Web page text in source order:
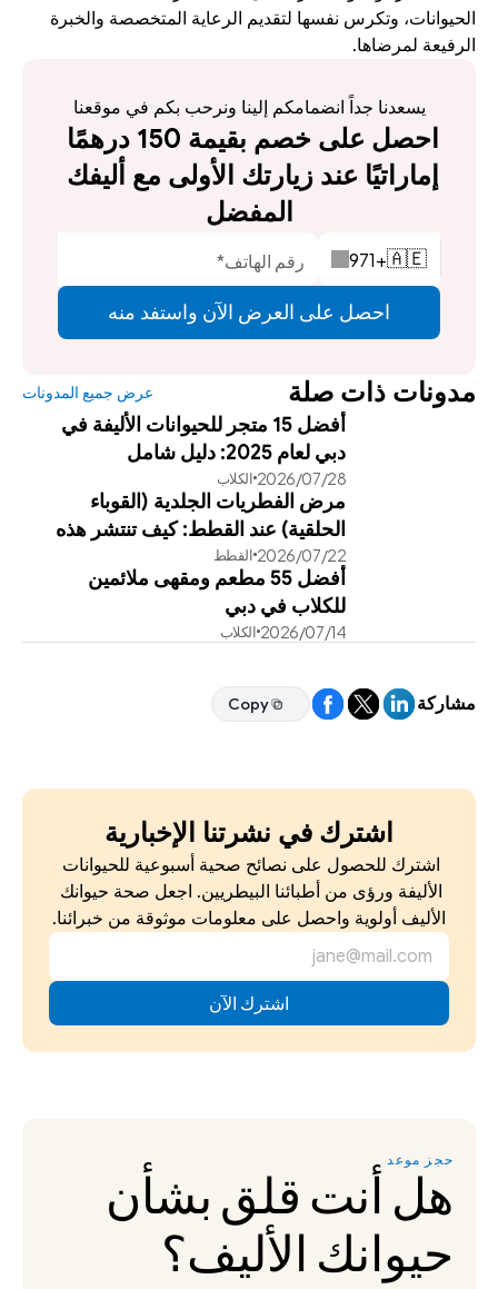
الرفيعة لمرضاها.
مدونات ذات صلة عرض جميع المدونات
أفضل 15 متجر للحيوانات الأليفة في
دبي لعام 2025: دليل شامل
28‏/07‏/2026
الكلاب
مرض الفطريات الجلدية (القوباء
الحلقية) عند القطط: كيف تنتشر هذه
العدوى وطرق علاجها الفعالة
22‏/07‏/2026
القطط
أفضل 55 مطعم ومقهى ملائمين
للكلاب في دبي
14‏/07‏/2026 الكلاب
يسعدنا جداً انضمامكم إلينا ونرحب بكم في موقعنا
المفضل
🇦🇪
+
971
احصل على العرض الآن واستفد منه
مشاركة Copy
Copy
اشترك في نشرتنا الإخبارية
الأليف أولوية واحصل على معلومات موثوقة من خبرائنا.
حجز موعد
حيوانك الأليف؟